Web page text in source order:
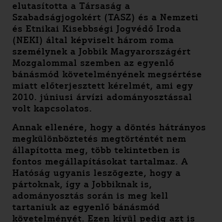
elutasította a Társaság a
Szabadságjogokért (TASZ) és a Nemzeti
és Etnikai Kisebbségi Jogvédő Iroda
(NEKI) által képviselt három roma
személynek a Jobbik Magyarországért
Mozgalommal szemben az egyenlő
bánásmód követelményének megsértése
miatt előterjesztett kérelmét, ami egy
2010. júniusi árvízi adományosztással
volt kapcsolatos.
Annak ellenére, hogy a döntés hátrányos
megkülönböztetés megtörténtét nem
állapította meg, több tekintetben is
fontos megállapításokat tartalmaz. A
Hatóság ugyanis leszögezte, hogy a
pártoknak, így a Jobbiknak is,
adományosztás során is meg kell
tartaniuk az egyenlő bánásmód
követelményét. Ezen kívül pedig azt is